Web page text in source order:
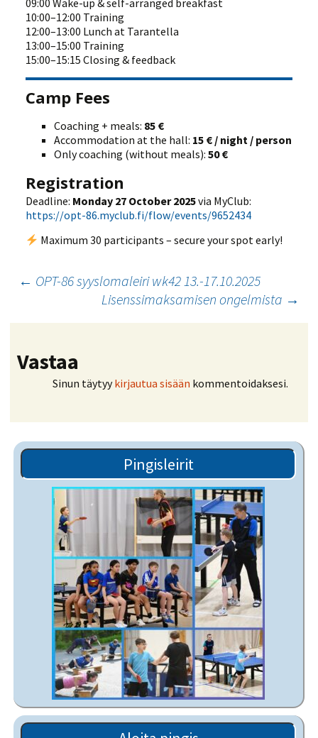
09:00 Wake-up & self-arranged breakfast
10:00–12:00 Training
12:00–13:00 Lunch at Tarantella
13:00–15:00 Training
15:00–15:15 Closing & feedback
Camp Fees
Coaching + meals: 85 €
Accommodation at the hall: 15 € / night / person
Only coaching (without meals):50 €
Registration
Deadline: Monday 27 October 2025via MyClub:
https://opt-86.myclub.fi/flow/events/9652434
Maximum 30 participants – secure your spot early!
Artikkelien
← OPT-86 syyslomaleiri wk42 13.-17.10.2025
Lisenssimaksamisen ongelmista →
Vastaa
Sinun täytyykirjautua sisään kommentoidaksesi.
Pingisleirit